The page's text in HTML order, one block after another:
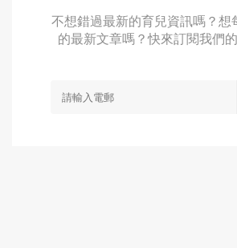
不想錯過最新的育兒資訊嗎？想
的最新文章嗎？快來訂閱我們